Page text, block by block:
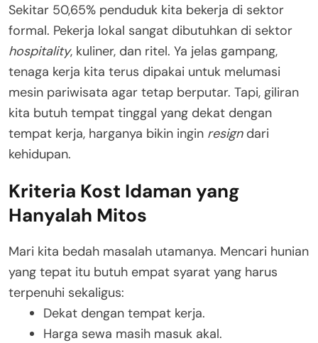
Sekitar 50,65% penduduk kita bekerja di sektor
formal. Pekerja lokal sangat dibutuhkan di sektor
hospitality, kuliner, dan ritel. Ya jelas gampang,
tenaga kerja kita terus dipakai untuk melumasi
mesin pariwisata agar tetap berputar. Tapi, giliran
kita butuh tempat tinggal yang dekat dengan
tempat kerja, harganya bikin ingin resigndari
kehidupan.
Kriteria Kost Idaman yang
Hanyalah Mitos
Mari kita bedah masalah utamanya. Mencari hunian
yang tepat itu butuh empat syarat yang harus
terpenuhi sekaligus:
Dekat dengan tempat kerja.
Harga sewa masih masuk akal.